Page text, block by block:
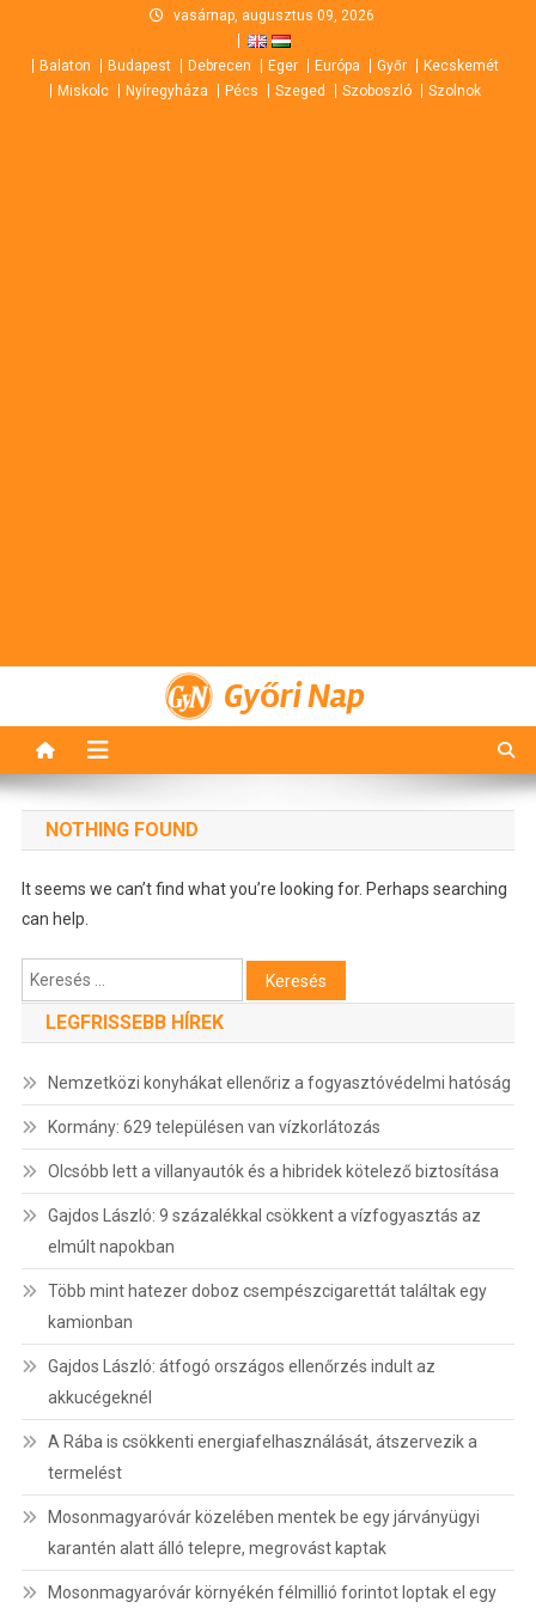
content
vasárnap, augusztus 09, 2026
Balaton Budapest Debrecen Eger Európa Győr
Kecskemét
Miskolc
Nyíregyháza Pécs Szeged Szoboszló Szolnok
Győri Nap
NOTHING FOUND
It seems we can’t find what you’re looking for. Perhaps searching
can help.
Keresés:
LEGFRISSEBB HÍREK
Nemzetközi konyhákat ellenőriz a fogyasztóvédelmi hatóság
Kormány: 629 településen van vízkorlátozás
Olcsóbb lett a villanyautók és a hibridek kötelező biztosítása
Gajdos László: 9 százalékkal csökkent a vízfogyasztás az
elmúlt napokban
Több mint hatezer doboz csempészcigarettát találtak egy
kamionban
Gajdos László: átfogó országos ellenőrzés indult az
akkucégeknél
A Rába is csökkenti energiafelhasználását, átszervezik a
termelést
Mosonmagyaróvár közelében mentek be egy járványügyi
karantén alatt álló telepre, megrovást kaptak
Mosonmagyaróvár környékén félmillió forintot loptak el egy